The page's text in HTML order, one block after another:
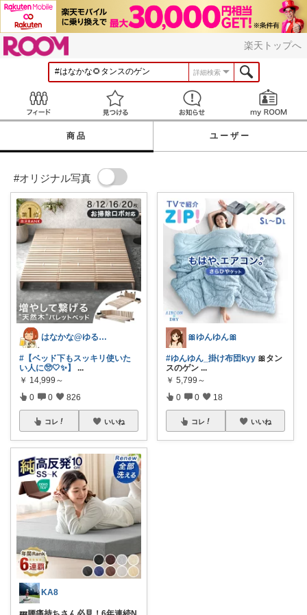
楽天トップへ
詳細検索
見つける お知らせ
商品 ユーザー
#オリジナル写真
はなかな@ゆるふわ暮らし
#【ベッド下もスッキリ使いた
い人に🥺🤍✨】
...
￥ 14,999～
0 0 826
コレ いいね
KA8
🎀ゆんゆん🎀
#ゆんゆん_掛け布団kyy 🎀タン
スのゲン ...
￥ 5,799～
0 0 18
コレ いいね